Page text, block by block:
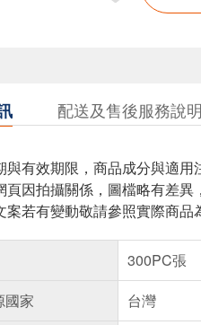
配送及售後服務說明
與有效期限，商品成分與適
頁因拍攝關係，圖檔略有差異
案若有變動敬請參照實際商品
300PC張
國家
台灣